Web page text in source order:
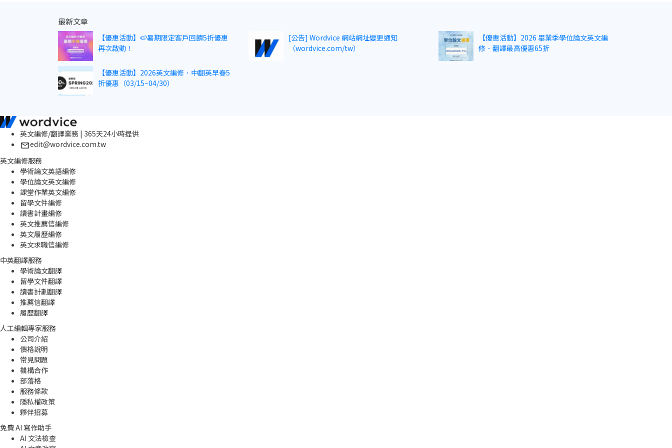
最新文章
【優惠活動】🍉暑期限定客戶回饋5折優惠
再次啟動！
[公告] Wordvice 網站網址變更通知
（wordvice.com/tw）
【優惠活動】2026 畢業季學位論文英文編
修．翻譯最高優惠65折
【優惠活動】2026英文編修．中翻英早春5
折優惠（03/15~04/30）
英文編修/翻譯業務 | 365天24小時提供
edit@wordvice.com.tw
英文編修服務
學術論文英語編修
學位論文英文編修
課堂作業英文編修
留學文件編修
讀書計畫編修
英文推薦信編修
英文履歷編修
英文求職信編修
中英翻譯服務
學術論文翻譯
留學文件翻譯
讀書計劃翻譯
推薦信翻譯
履歷翻譯
人工編輯專家服務
公司介紹
價格說明
常見問題
機構合作
部落格
服務條款
隱私權政策
夥伴招募
免費 AI 寫作助手
AI 文法檢查